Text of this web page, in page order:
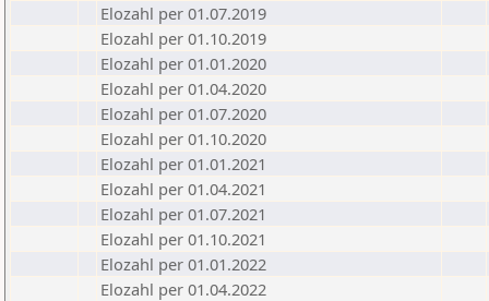
Elozahl per 01.07.2019
Elozahl per 01.10.2019
Elozahl per 01.01.2020
Elozahl per 01.04.2020
Elozahl per 01.07.2020
Elozahl per 01.10.2020
Elozahl per 01.01.2021
Elozahl per 01.04.2021
Elozahl per 01.07.2021
Elozahl per 01.10.2021
Elozahl per 01.01.2022
Elozahl per 01.04.2022